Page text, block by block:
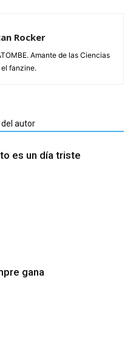
Rocker
Amante de las Ciencias
fanzine.
del autor
es un día triste
gana